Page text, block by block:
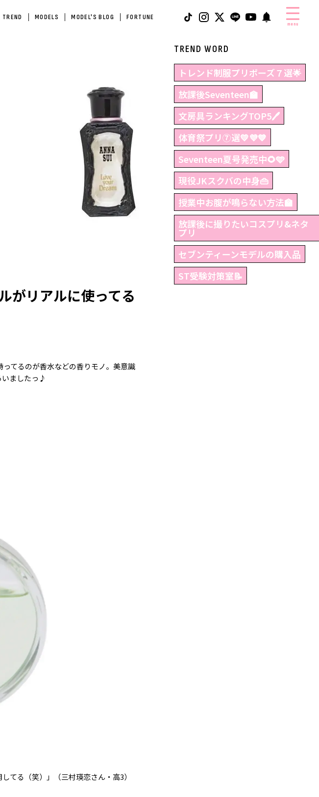
TREND MODELS MODEL'S BLOG FORTUNE
menu
がリアルに使ってる
てるのが香水などの香りモノ。美意識
いましたっ♪
てる（笑）」（三村瑛恋さん・高3）
TREND WORD
トレンド制服プリポーズ７選🌟
放課後Seventeen🏫
文房具ランキングTOP5🖊
体育祭プリ⑦選💛💜💙
Seventeen夏号発売中🌻🩵
現役JKスクバの中身👜
授業中お腹が鳴らない方法🏫
放課後に撮りたいコスプリ&ネタ
プリ
セブンティーンモデルの購入品
ST受験対策室📝